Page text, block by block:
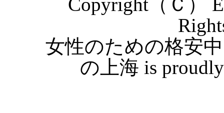
Copyright（Ｃ）
女性のための格安
の上海 is